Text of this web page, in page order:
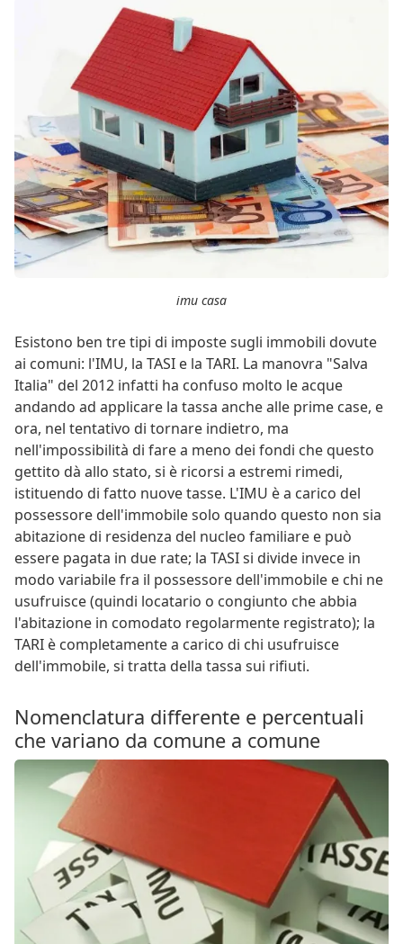
imu casa
Esistono ben tre tipi di imposte sugli immobili dovute
ai comuni: l'IMU, la TASI e la TARI. La manovra "Salva
Italia" del 2012 infatti ha confuso molto le acque
andando ad applicare la tassa anche alle prime case, e
ora, nel tentativo di tornare indietro, ma
nell'impossibilità di fare a meno dei fondi che questo
gettito dà allo stato, si è ricorsi a estremi rimedi,
istituendo di fatto nuove tasse. L'IMU è a carico del
possessore dell'immobile solo quando questo non sia
abitazione di residenza del nucleo familiare e può
essere pagata in due rate; la TASI si divide invece in
modo variabile fra il possessore dell'immobile e chi ne
usufruisce (quindi locatario o congiunto che abbia
l'abitazione in comodato regolarmente registrato); la
TARI è completamente a carico di chi usufruisce
dell'immobile, si tratta della tassa sui rifiuti.
Nomenclatura differente e percentuali
che variano da comune a comune